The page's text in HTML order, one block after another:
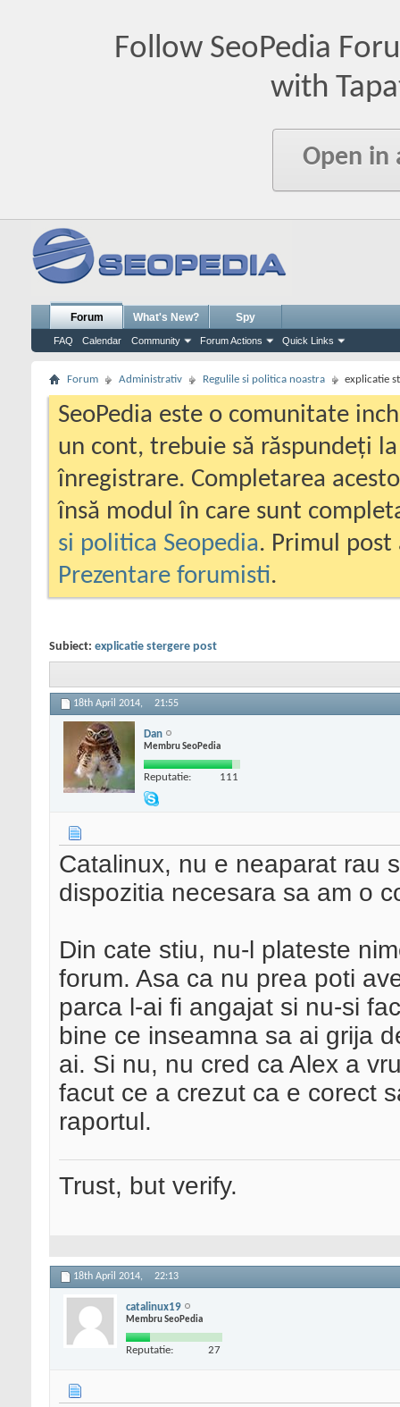
Follow SeoPedia
with
Open in
Forum
FAQ Calendar Community Forum Actions Quick Links
What's New? Spy
Forum Administrativ Regulile si politica noastra explicatie
SeoPedia este o comunitate
un cont, trebuie să răspundeți
înregistrare. Completarea
însă modul în care sunt
si politica Seopedia. Primul
Prezentare forumisti.
Subiect: explicatie stergere post
18th April 2014, 21:55
Dan
Membru SeoPedia
Reputatie: 111
Catalinux, nu e neaparat rau
dispozitia necesara sa am o
Din cate stiu, nu-l plateste
forum. Asa ca nu prea poti
parca l-ai fi angajat si nu-si
bine ce inseamna sa ai grija
ai. Si nu, nu cred ca Alex a
facut ce a crezut ca e corect
raportul.
Trust, but verify.
18th April 2014, 22:13
catalinux19
Membru SeoPedia
Reputatie: 27